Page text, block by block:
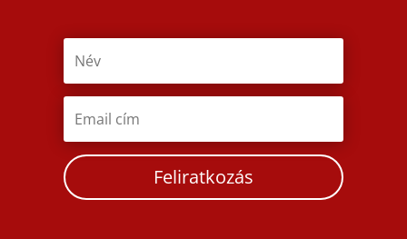
Feliratkozás